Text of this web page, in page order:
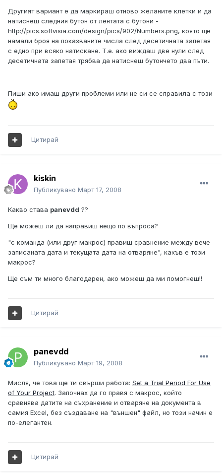
Другият вариант е да маркираш отново желаните клетки и да
натиснеш следния бутон от лентата с бутони -
http://pics.softvisia.com/design/pics/902/Numbers.png, която ще
намали броя на показваните числа след десетичната запетая
с едно при всяко натискане. Т.е. ако виждаш две нули след
десетичната запетая трябва да натиснеш бутончето два пъти.
Пиши ако имаш други проблеми или не си се справила с този
Цитирай
kiskin
Публикувано Март 17, 2008
Какво става panevdd ??
Ще можеш ли да направиш нещо по въпроса?
"с команда (или друг макрос) правиш сравнение между вече
записаната дата и текущата дата на отваряне", какъв е този
макрос?
Ще съм ти много благодарен, ако можеш да ми помогнеш!!
Цитирай
panevdd
Публикувано Март 19, 2008
Мисля, че това ще ти свърши работа: Set a Trial Period For Use
of Your Project. Започнах да го правя с макрос, който
сравнява датите на съхранение и отваряне на документа в
самия Excel, без създаване на "външен" файл, но този начин е
по-елегантен.
Цитирай